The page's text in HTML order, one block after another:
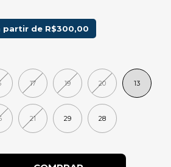
partir de R$300,00
17 19 20 13
21 29 28